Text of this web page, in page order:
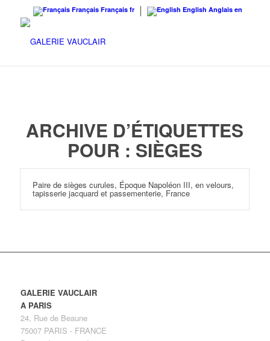
Français Français fr English Anglais en
ARCHIVE D’ÉTIQUETTES
POUR : SIÈGES
Paire de sièges curules, Époque Napoléon III, en velours,
tapisserie jacquard et passementerie, France
GALERIE VAUCLAIR
A PARIS
24, Rue de Beaune
75007 PARIS - FRANCE